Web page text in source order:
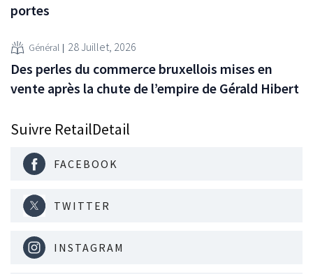
portes
Général 28 Juillet, 2026
Des perles du commerce bruxellois mises en
vente après la chute de l’empire de Gérald Hibert
Suivre RetailDetail
FACEBOOK
TWITTER
INSTAGRAM